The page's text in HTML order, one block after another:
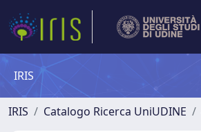
IRIS
IRIS Catalogo Ricerca UniUDINE